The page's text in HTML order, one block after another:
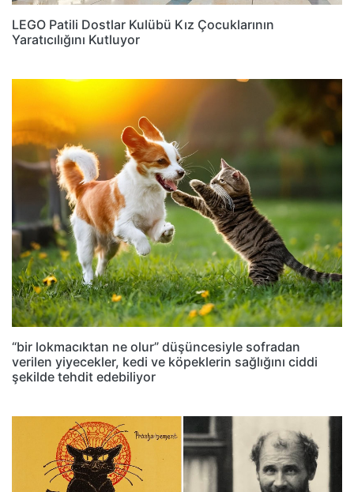
LEGO Patili Dostlar Kulübü Kız Çocuklarının
Yaratıcılığını Kutluyor
“bir lokmacıktan ne olur” düşüncesiyle sofradan
verilen yiyecekler, kedi ve köpeklerin sağlığını ciddi
şekilde tehdit edebiliyor